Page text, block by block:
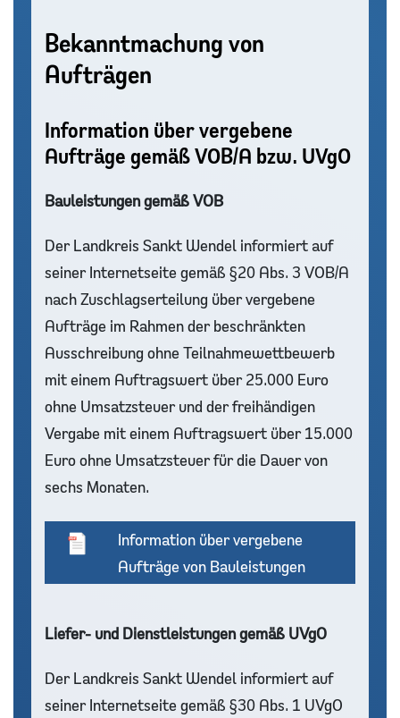
Bekanntmachung von
Aufträgen
Information über vergebene
Aufträge gemäß VOB/A bzw. UVgO
Bauleistungen gemäß VOB
Der Landkreis Sankt Wendel informiert auf
seiner Internetseite gemäß §20 Abs. 3 VOB/A
nach Zuschlagserteilung über vergebene
Aufträge im Rahmen der beschränkten
Ausschreibung ohne Teilnahmewettbewerb
mit einem Auftragswert über 25.000 Euro
ohne Umsatzsteuer und der freihändigen
Vergabe mit einem Auftragswert über 15.000
Euro ohne Umsatzsteuer für die Dauer von
sechs Monaten.
Information über vergebene
Aufträge von Bauleistungen
Liefer- und Dienstleistungen gemäß UVgO
Der Landkreis Sankt Wendel informiert auf
seiner Internetseite gemäß §30 Abs. 1 UVgO